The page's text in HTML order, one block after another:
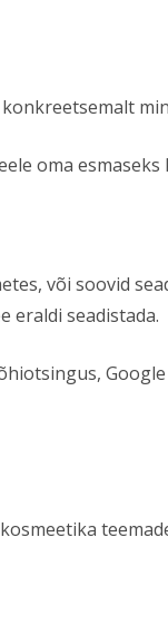
oma esmaseks
või soovid
eraldi seadistada.